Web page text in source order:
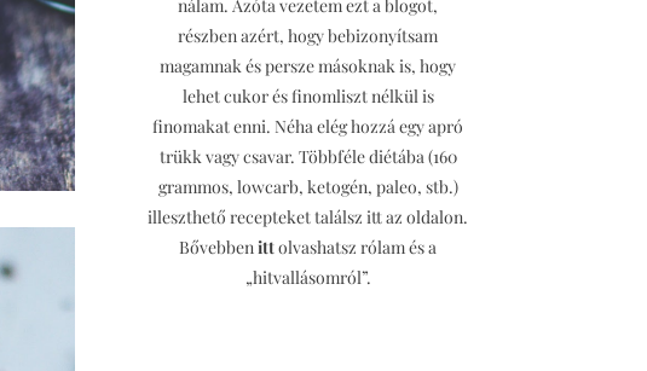
nálam. Azóta vezetem ezt a blogot,
részben azért, hogy bebizonyítsam
magamnak és persze másoknak is, hogy
lehet cukor és finomliszt nélkül is
finomakat enni. Néha elég hozzá egy apró
trükk vagy csavar. Többféle diétába (160
grammos, lowcarb, ketogén, paleo, stb.)
illeszthető recepteket találsz itt az oldalon.
Bővebbenittolvashatsz rólam és a
„hitvallásomról”.